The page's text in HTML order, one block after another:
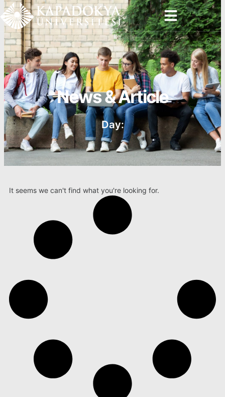
İçeriğe
atla
News & Article
Day:
It seems we can't find what you're looking for.